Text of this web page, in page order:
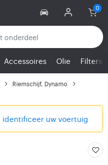
Accessoires Olie Filters
Riemschijf, Dynamo
identificeer uw voertuig